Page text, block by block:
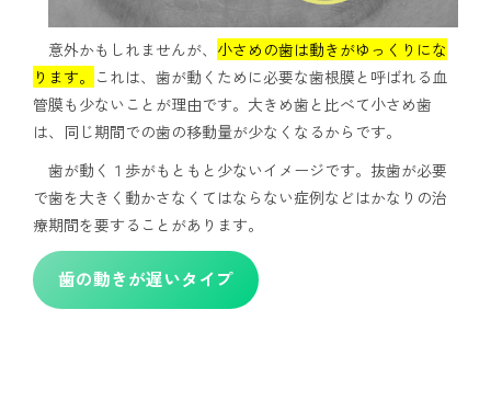
意外かもしれませんが、 小さめの歯は動きがゆっくりにな
ります。 これは、歯が動くために必要な歯根膜と呼ばれる血
管膜も少ないことが理由です。大きめ歯と比べて小さめ歯
は、同じ期間での歯の移動量が少なくなるからです。
歯が動く１歩がもともと少ないイメージです。抜歯が必要
で歯を大きく動かさなくてはならない症例などはかなりの治
療期間を要することがあります。
歯の動きが遅いタイプ